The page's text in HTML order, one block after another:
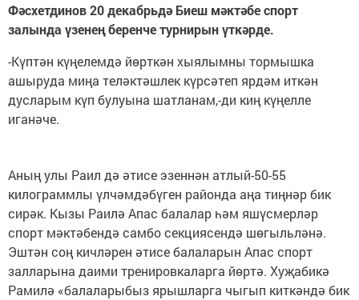
Фәсхетдинов 20 декабрьдә Биеш мәктәбе спорт
залында үзенең беренче турнирын үткәрде.
-Күптән күңелемдә йөрткән хыялымны тормышка
ашыруда миңа теләктәшлек күрсәтеп ярдәм иткән
дусларым күп булуына шатланам,-ди киң күңелле
иганәче.
Аның улы Раил дә әтисе эзеннән атлый-50-55
килограммлы үлчәмдәбүген районда аңа тиңнәр бик
сирәк. Кызы Раилә Апас балалар һәм яшүсмерләр
спорт мәктәбендә самбо секциясендә шөгыльләнә.
Эштән соң кичләрен әтисе балаларын Апас спорт
залларына даими тренировкаларга йөртә. Хуҗабикә
Рамилә «балаларыбыз ярышларга чыгып киткәндә бик